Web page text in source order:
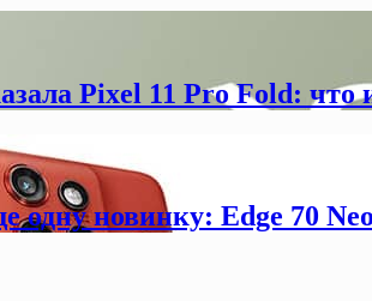
Pixel 11 Pro Fold: что
одну новинку: Edge 70